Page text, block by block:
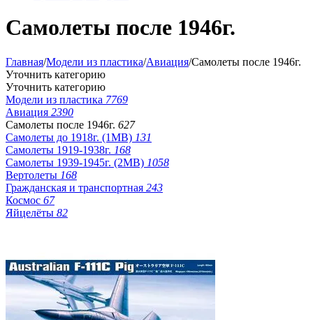
Самолеты после 1946г.
Главная/Модели из пластика/Авиация/Самолеты после 1946г.
Уточнить категорию
Уточнить категорию
Модели из пластика 7769
Авиация 2390
Самолеты после 1946г. 627
Самолеты до 1918г. (1МВ) 131
Самолеты 1919-1938г. 168
Самолеты 1939-1945г. (2МВ) 1058
Вертолеты 168
Гражданская и транспортная 243
Космос 67
Яйцелёты 82